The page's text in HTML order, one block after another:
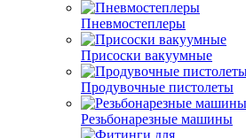
Пневмостеплеры
Присоски вакуумные
Продувочные пистолеты
Резьбонарезные машины